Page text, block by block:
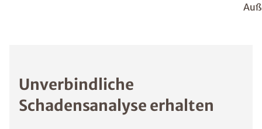
Unverbindliche
Schadensanalyse erhalten